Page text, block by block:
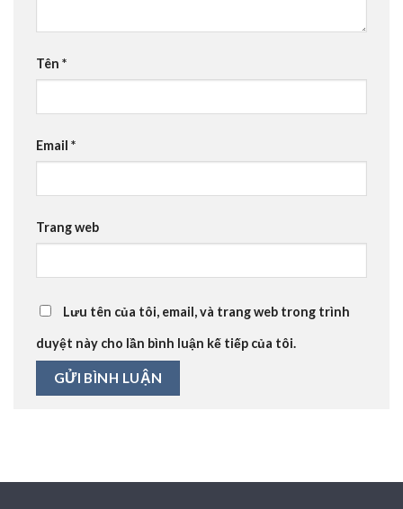
Tên *
Email *
Trang web
Lưu tên của tôi, email, và trang web trong trình
duyệt này cho lần bình luận kế tiếp của tôi.